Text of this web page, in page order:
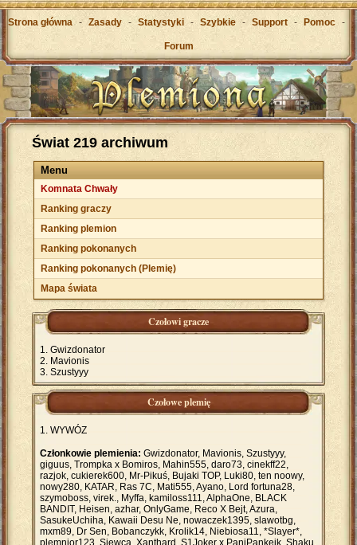
Strona główna - Zasady - Statystyki - Szybkie - Support - Pomoc -
Forum
Świat 219 archiwum
Menu
Komnata Chwały
Ranking graczy
Ranking plemion
Ranking pokonanych
Ranking pokonanych (Plemię)
Mapa świata
Czołowi gracze
Gwizdonator
Mavionis
Szustyyy
Czołowe plemię
WYWÓZ
Członkowie plemienia: Gwizdonator, Mavionis, Szustyyy,
giguus, Trompka x Bomiros, Mahin555, daro73, cinekff22,
razjok, cukierek600, Mr-Pikuś, Bujaki TOP, Luki80, ten noowy,
nowy280, KATAR, Ras 7C, Mati555, Ayano, Lord fortuna28,
szymoboss, virek., Myffa, kamiloss111, AlphaOne, BLACK
BANDIT, Heisen, azhar, OnlyGame, Reco X Bejt, Azura,
SasukeUchiha, Kawaii Desu Ne, nowaczek1395, slawotbg,
mxm89, Dr Sen, Bobanczykk, Krolik14, Niebiosa11, *Slayer*,